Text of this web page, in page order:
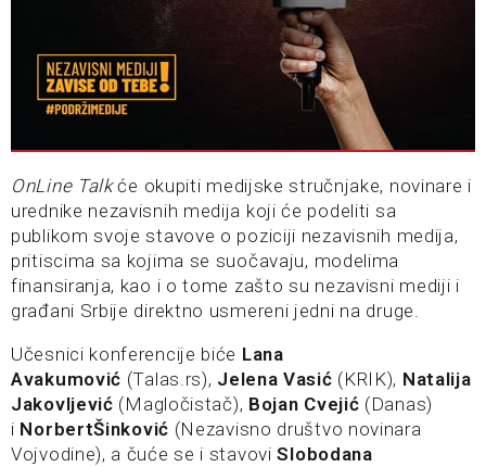
OnLine Talkće okupiti medijske stručnjake, novinare i
urednike nezavisnih medija koji će podeliti sa
publikom svoje stavove o poziciji nezavisnih medija,
pritiscima sa kojima se suočavaju, modelima
finansiranja, kao i o tome zašto su nezavisni mediji i
građani Srbije direktno usmereni jedni na druge.
Učesnici konferencije biće Lana
Avakumović (Talas.rs), Jelena Vasić (KRIK), Natalija
Jakovljević (Magločistač), Bojan Cvejić (Danas)
i NorbertŠinković (Nezavisno društvo novinara
Vojvodine), a čuće se i stavoviSlobodana